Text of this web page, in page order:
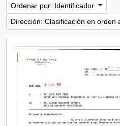
Ordenar por: Identificador
Dirección: Clasificación en orden